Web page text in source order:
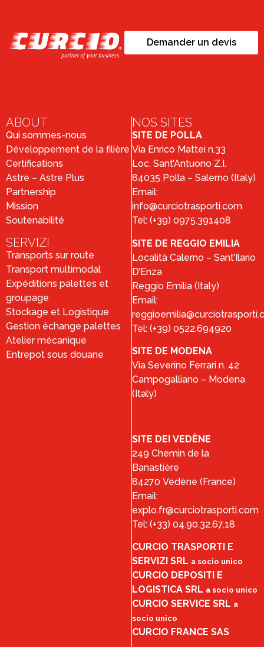
Demander un devis
ABOUT
Qui sommes-nous
Développement de la filière
Certifications
Astre – Astre Plus
Partnership
Mission
Soutenabilité
SERVIZI
Transports sur route
Transport multimodal
Expéditions palettes et
groupage
Stockage et Logistique
Gestion échange palettes
Atelier mécanique
Entrepot sous douane
NOS SITES
SITE DE POLLA
Via Enrico Mattei n.33
Loc. Sant’Antuono Z.I.
84035 Polla – Salerno (Italy)
Email:
info@curciotrasporti.com
Tel: (+39) 0975.391408
SITE DE REGGIO EMILIA
Località Calerno – Sant’Ilario
D’Enza
Reggio Emilia (Italy)
Email:
Tel: (+39) 0522.694920
SITE DE MODENA
Via Severino Ferrari n. 42
Campogalliano – Modena
(Italy)
SITE DEI VEDÈNE
249 Chemin de la
Banastière
84270 Vedène (France)
Email:
explo.fr@curciotrasporti.com
Tel: (+33) 04.90.32.67.18
CURCIO TRASPORTI E
SERVIZI SRL a socio unico
CURCIO DEPOSITI E
LOGISTICA SRL a socio unico
CURCIO SERVICE SRL a
socio unico
CURCIO FRANCE SAS